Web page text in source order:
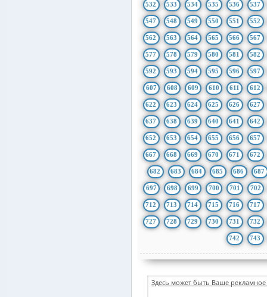
532 533 534 535 536 537
547 548 549 550 551 552
562 563 564 565 566 567
577 578 579 580 581 582
592 593 594 595 596 597
607 608 609 610 611 612
622 623 624 625 626 627
637 638 639 640 641 642
652 653 654 655 656 657
667 668 669 670 671 672
682 683 684 685 686 687
697 698 699 700 701 702
712 713 714 715 716 717
727 728 729 730 731 732
742 743
Здесь может быть Ваше